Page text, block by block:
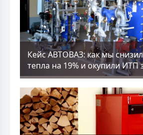
Кейс АВТОВАЗ: как мы
тепла на 19% и окупили ИТП